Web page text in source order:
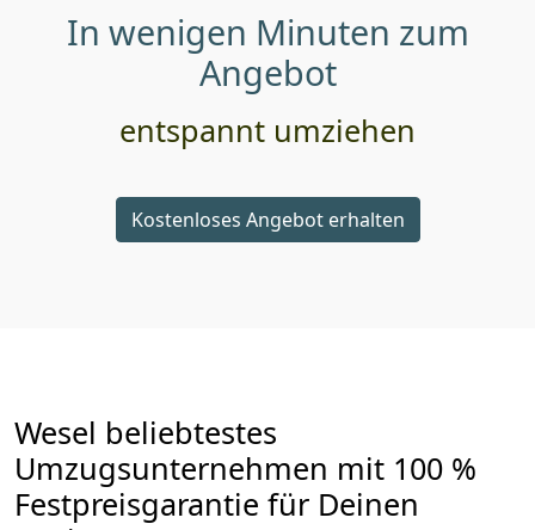
In wenigen Minuten zum
Angebot
entspannt umziehen
Kostenloses Angebot erhalten
Wesel beliebtestes
Umzugsunternehmen mit 100 %
Festpreisgarantie für Deinen